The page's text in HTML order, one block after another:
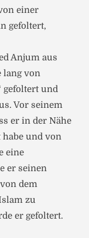
einer
gefoltert,
Anjum aus
lang von
gefoltert und
Vor seinem
er in der Nähe
habe und von
eine
er seinen
dem
zu
er gefoltert.